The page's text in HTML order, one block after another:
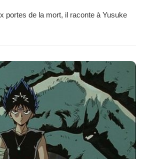
portes de la mort, il raconte à Yusuke